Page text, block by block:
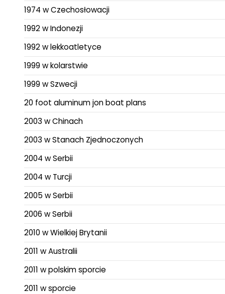
1974 w Czechosłowacji
1992 w Indonezji
1992 w lekkoatletyce
1999 w kolarstwie
1999 w Szwecji
20 foot aluminum jon boat plans
2003 w Chinach
2003 w Stanach Zjednoczonych
2004 w Serbii
2004 w Turcji
2005 w Serbii
2006 w Serbii
2010 w Wielkiej Brytanii
2011 w Australii
2011 w polskim sporcie
2011 w sporcie